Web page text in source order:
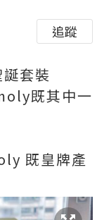
追蹤
套裝
既其中一
既皇牌產